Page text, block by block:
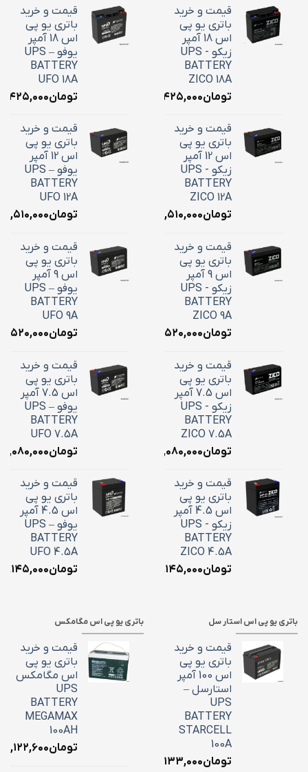
قیمت و خرید
باتری یو پی
اس 18 آمپر
زیکو - UPS
BATTERY
ZICO 18A
تومان۷,۴۲۵,۰۰۰
قیمت و خرید
باتری یو پی
اس 12 آمپر
زیکو - UPS
BATTERY
ZICO 12A
تومان۴,۵۱۰,۰۰۰
قیمت و خرید
باتری یو پی
اس 9 آمپر
زیکو - UPS
BATTERY
ZICO 9A
تومان۳,۵۲۰,۰۰۰
قیمت و خرید
باتری یو پی
اس 7.5 آمپر
زیکو - UPS
BATTERY
ZICO 7.5A
تومان۳,۰۸۰,۰۰۰
قیمت و خرید
باتری یو پی
اس 4.5 آمپر
زیکو - UPS
BATTERY
ZICO 4.5A
تومان۲,۱۴۵,۰۰۰
قیمت و خرید
باتری یو پی
اس 18 آمپر
یوفو – UPS
BATTERY
UFO 18A
تومان
قیمت و خرید
باتری یو پی
اس 12 آمپر
یوفو – UPS
BATTERY
UFO 12A
تومان۴,۵۱۰,۰۰۰
قیمت و خرید
باتری یو پی
اس 9 آمپر
یوفو – UPS
BATTERY
UFO 9A
تومان۳,۵۲۰,۰۰۰
قیمت و خرید
باتری یو پی
اس 7.5 آمپر
یوفو – UPS
BATTERY
UFO 7.5A
تومان۳,۰۸۰,۰۰۰
قیمت و خرید
باتری یو پی
اس 4.5 آمپر
یوفو – UPS
BATTERY
UFO 4.5A
تومان۲,۱۴۵,۰۰۰
باتری یو پی اس استار سل
قیمت و خرید
باتری یو پی
اس 100 آمپر
استارسل –
UPS
BATTERY
STARCELL
100A
تومان۳۴,۱۳۳,۰۰۰
باتری یو پی اس مگامکس
قیمت و خرید
باتری یو پی
اس مگامکس
UPS
BATTERY
MEGAMAX
100AH
تومان